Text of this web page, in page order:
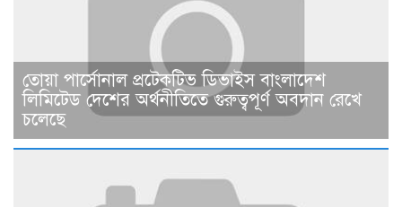
তোয়া পার্সোনাল প্রটেকটিভ ডিভাইস বাংলাদেশ
লিমিটেড দেশের অর্থনীতিতে গুরুত্বপূর্ণ অবদান রেখে
চলেছে